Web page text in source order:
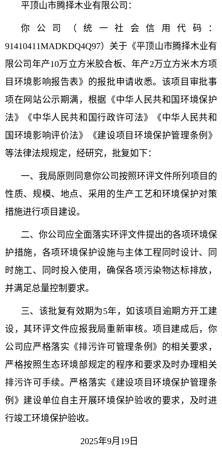
平顶山市腾择木业有限公司：
你公司（统一社会信用代码：
91410411MADKDQ4Q97）关于《平顶山市腾择木业有
限公司年产10万立方米胶合板、年产2万立方米木方项
目环境影响报告表》的报批申请收悉。该项目审批事
项在网站公示期满，根据《中华人民共和国环境保护
法》《中华人民共和国行政许可法》《中华人民共和
国环境影响评价法》《建设项目环境保护管理条例》
等法律法规规定，经研究，批复如下：
一、我局原则同意你公司按照环评文件所列项目的
性质、规模、地点、采用的生产工艺和环境保护对策
措施进行项目建设。
二、你公司应全面落实环评文件提出的各项环境保
护措施，各项环境保护设施与主体工程同时设计、同
时施工、同时投入使用，确保各项污染物达标排放，
并满足总量控制要求。
三、该批复有效期为5年，如该项目逾期方开工建
设，其环评文件应报我局重新审核。项目建成后，你
公司应严格落实《排污许可管理条例》的相关要求，
严格按照生态环境部规定的程序和要求及时办理相关
排污许可手续。严格落实《建设项目环境保护管理条
例》建设单位自主开展环境保护验收的要求，及时进
行竣工环境保护验收。
2025年9月19日